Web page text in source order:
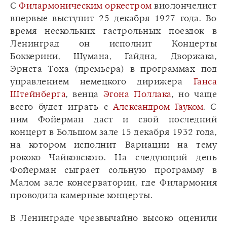
С Филармоническим оркестром виолончелист
впервые выступит 25 декабря 1927 года. Во
время нескольких гастрольных поездок в
Ленинград он исполнит Концерты
Боккерини, Шумана, Гайдна, Дворжака,
Эрнста Тоха (премьера) в программах под
управлением немецкого дирижера Ганса
Штейнберга, венца Эгона Поллака, но чаще
всего будет играть сАлександром Гауком. С
ним Фойерман даст и свой последний
концерт в Большом зале 15 декабря 1932 года,
на котором исполнит Вариации на тему
рококо Чайковского. На следующий день
Фойерман сыграет сольную программу в
Малом зале консерватории, где Филармония
проводила камерные концерты.
В Ленинграде чрезвычайно высоко оценили